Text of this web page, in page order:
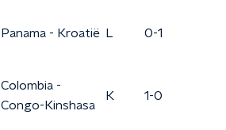
Panama - Kroatië L 0-1
Colombia -
Congo-Kinshasa
K 1-0